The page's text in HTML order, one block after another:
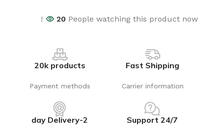
20 People watching this product now!
Fast Shipping
Carrier information
20k products
Payment methods
24/7 Support
2-day Delivery